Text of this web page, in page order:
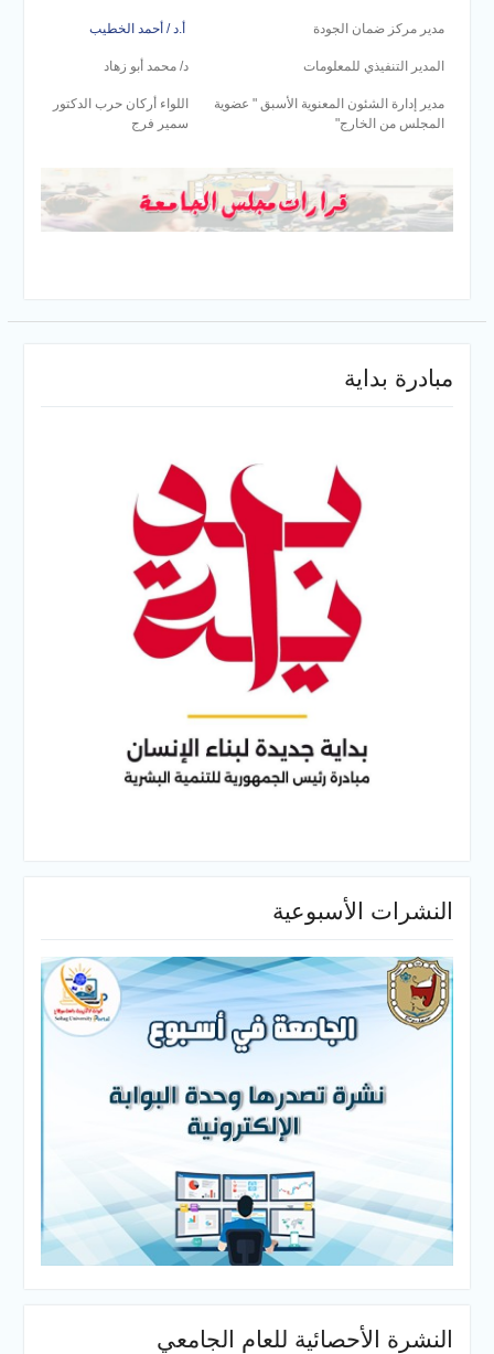
مدير مركز ضمان الجودة أ.د / أحمد الخطيب
المدير التنفيذي للمعلومات د/ محمد أبو زهاد
مدير إدارة الشئون المعنوية الأسبق " عضوية
المجلس من الخارج"
اللواء أركان حرب الدكتور
سمير فرج
مبادرة بداية
النشرات الأسبوعية
النشرة الأحصائية للعام الجامعي